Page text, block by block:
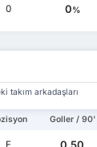
0 0%
takım arkadaşları
Goller / 90'